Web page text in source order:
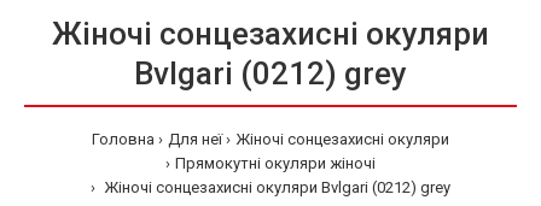
Жіночі сонцезахисні окуляри
Bvlgari (0212) grey
Головна Для неї
Жіночі сонцезахисні окуляри
Прямокутні окуляри жіночі
Жіночі сонцезахисні окуляри Bvlgari (0212) grey